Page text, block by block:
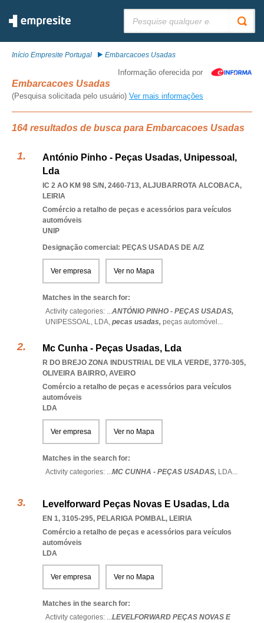
Início Empresite Portugal Embarcacoes Usadas
Informação oferecida por
Embarcacoes Usadas
(Pesquisa solicitada pelo usuário) Ver mais informações
164 resultados de busca para Embarcacoes Usadas
António Pinho - Peças Usadas, Unipessoal,
Lda
IC 2 AO KM 98 S/N, 2460-713, ALJUBARROTA ALCOBACA,
LEIRIA
Comércio a retalho de peças e acessórios para veículos
automóveis
UNIP
Designação comercial: PEÇAS USADAS DE A/Z
Ver empresa Ver no Mapa
Matches in the search for:
Activity categories: ...ANTÓNIO PINHO - PEÇAS USADAS,
UNIPESSOAL, LDA, pecas usadas, peças automóvel ...
Mc Cunha - Peças Usadas, Lda
R DO BREJO ZONA INDUSTRIAL DE VILA VERDE, 3770-305,
OLIVEIRA BAIRRO, AVEIRO
Comércio a retalho de peças e acessórios para veículos
automóveis
LDA
Ver empresa Ver no Mapa
Matches in the search for:
Activity categories: ...MC CUNHA - PEÇAS USADAS, LDA...
Levelforward Peças Novas E Usadas, Lda
EN 1, 3105-295, PELARIGA POMBAL, LEIRIA
Comércio a retalho de peças e acessórios para veículos
automóveis
LDA
Ver empresa Ver no Mapa
Matches in the search for:
Activity categories: ...LEVELFORWARD PEÇAS NOVAS E